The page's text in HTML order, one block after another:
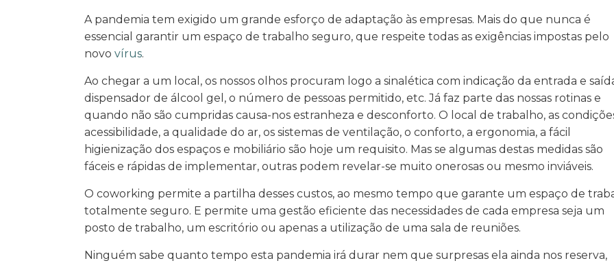
A pandemia tem exigido um grande esforço de adaptação às empresas. Mais do que nunca é
essencial garantir um espaço de trabalho seguro, que respeite todas as exigências impostas pelo
novo vírus.
Ao chegar a um local, os nossos olhos procuram logo a sinalética com indicação da entrada e
dispensador de álcool gel, o número de pessoas permitido, etc. Já faz parte das nossas rotinas e
quando não são cumpridas causa-nos estranheza e desconforto. O local de trabalho, as
acessibilidade, a qualidade do ar, os sistemas de ventilação, o conforto, a ergonomia, a fácil
higienização dos espaços e mobiliário são hoje um requisito. Mas se algumas destas medidas são
fáceis e rápidas de implementar, outras podem revelar-se muito onerosas ou mesmo inviáveis.
O coworking permite a partilha desses custos, ao mesmo tempo que garante um espaço de
totalmente seguro. E permite uma gestão eficiente das necessidades de cada empresa seja um
posto de trabalho, um escritório ou apenas a utilização de uma sala de reuniões.
Ninguém sabe quanto tempo esta pandemia irá durar nem que surpresas ela ainda nos reserva,